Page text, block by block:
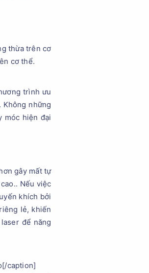
thừa trên cơ
cơ thể.
trình ưu
những
móc hiện đại
gây mất tự
Nếu việc
khích bởi
lẻ, khiến
để năng
caption]